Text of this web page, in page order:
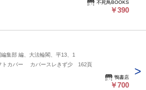
不死鳥BOOKS
￥390
集部 編、大法輪閣、平13、1
カバー カバースレきず少 162頁
鴨書店
￥700